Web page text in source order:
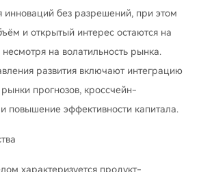
инноваций без разрешений, при этом
и открытый интерес остаются на
на волатильность рынка.
развития включают интеграцию
прогнозов, кроссчейн-
повышение эффективности капитала.
характеризуется продукт-